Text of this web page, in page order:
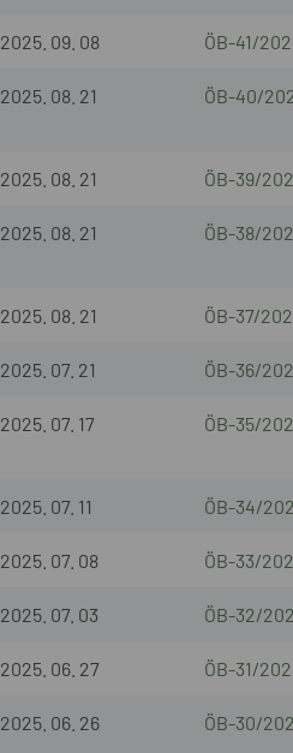
2025. 09. 08 ÖB-41/
2025. 08. 21 ÖB-40/
2025. 08. 21 ÖB-39/
2025. 08. 21 ÖB-38/
2025. 08. 21 ÖB-37/
2025. 07. 21 ÖB-36/
2025. 07. 17 ÖB-35/
2025. 07. 11 ÖB-34/
2025. 07. 08 ÖB-33/
2025. 07. 03 ÖB-32/
2025. 06. 27 ÖB-31/
2025. 06. 26 ÖB-30/